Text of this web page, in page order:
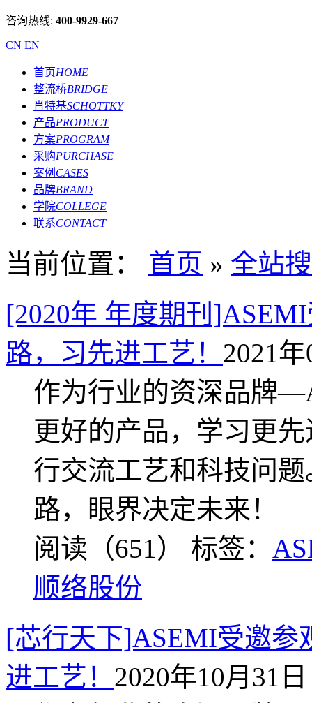
咨询热线: 400-9929-667
CN EN
首页HOME
整流桥BRIDGE
肖特基SCHOTTKY
产品PRODUCT
方案PROGRAM
采购PURCHASE
案例 CASES
品牌BRAND
学院COLLEGE
联系CONTACT
当前位置： 首页 » 全站
[2020年 年度期刊
路，习先进工艺！ 2021
作为行业的资深品牌
更好的产品，学习更
行交流工艺和科技问
路，眼界决定未来！
阅读（651） 标签：
顺络股份
[芯行天下]ASEMI受邀参
进工艺！ 2020年10月31